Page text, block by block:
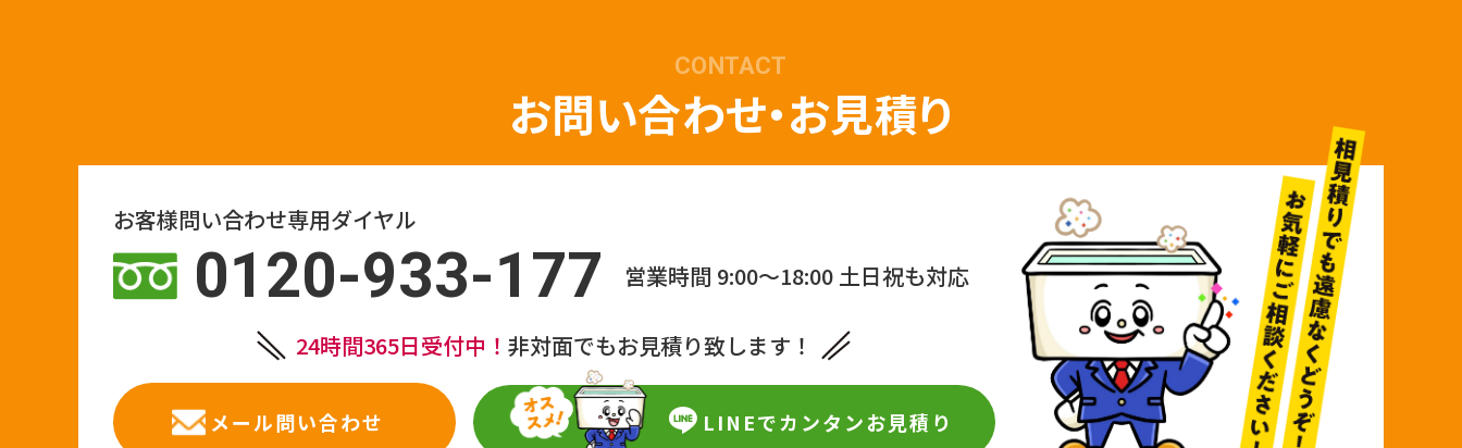
CONTACT
お問い合わせ・お見積り
お客様問い合わせ専用ダイヤル
0120-933-177 営業時間 9:00～18:00 土日祝も対応
24時間365日受付中！非対面でもお見積り致します！
メール問い合わせ LINEでカンタンお見積り